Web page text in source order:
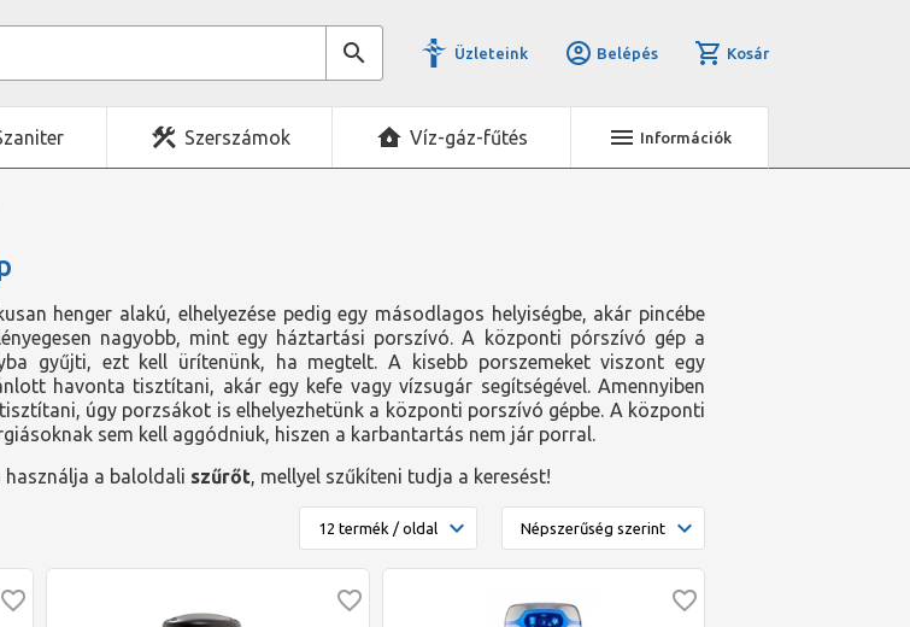
Üzleteink Belépés Kosár
Szerszámok Víz-gáz-fűtés Információk
henger alakú, elhelyezése pedig egy másodlagos helyiségbe, akár pincébe
nagyobb, mint egy háztartási porszívó. A központi pórszívó gép a
gyűjti, ezt kell ürítenünk, ha megtelt. A kisebb porszemeket viszont egy
havonta tisztítani, akár egy kefe vagy vízsugár segítségével. Amennyiben
úgy porzsákot is elhelyezhetünk a központi porszívó gépbe. A központi
sem kell aggódniuk, hiszen a karbantartás nem jár porral.
a baloldali szűrőt, mellyel szűkíteni tudja a keresést!